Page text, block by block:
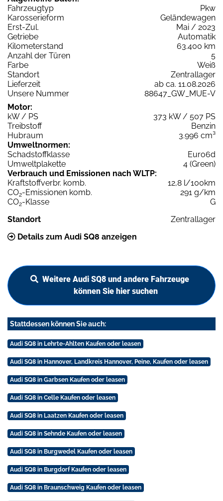
Fahrzeugtyp
Pkw
Karosserieform
Geländewagen
Erst-Zul.
Mai / 2023
Getriebe
Automatik
Kilometerstand
63.400 km
Anzahl der Türen
5
Farbe
Weiß
Standort
Zentrallager
Lieferzeit
ab ca. 11.08.2026
Unsere Nummer
88647_GW_MUE-V
Motor:
kW / PS
373 kW / 507 PS
Treibstoff
Benzin
Hubraum
3.996 cm³
Umweltnormen:
Schadstoffklasse
Euro6d
Umweltplakette
4 (Green)
Verbrauch und Emissionen nach WLTP:
Kraftstoffverbr. komb.
12,8 l/100km
CO2-Emissionen komb.
291 g/km
CO2-Klasse
G
Standort
Zentrallager
Details zum Audi SQ8 anzeigen
Weitere Audi SQ8 und andere Fahrzeuge
können Sie hier suchen
Stattdessen können Sie auch:
Audi SQ8 in Lehrte-Ahlten Kaufen oder leasen
Audi SQ8 in Hannover, Landkreis Hannover, Peine, Kaufen oder leasen
Audi SQ8 in Garbsen Kaufen oder leasen
Audi SQ8 in Celle Kaufen oder leasen
Audi SQ8 in Laatzen Kaufen oder leasen
Audi SQ8 in Sehnde Kaufen oder leasen
Audi SQ8 in Burgwedel Kaufen oder leasen
Audi SQ8 in Burgdorf Kaufen oder leasen
Audi SQ8 in Braunschweig Kaufen oder leasen